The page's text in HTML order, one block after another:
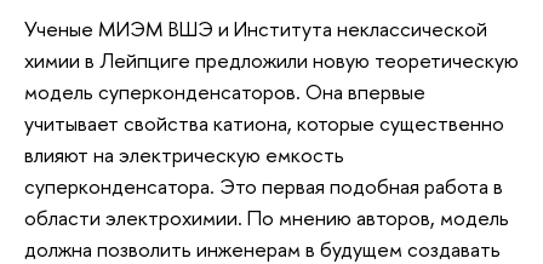
Ученые МИЭМ ВШЭ и Института неклассической
химии в Лейпциге предложили новую теоретическую
модель суперконденсаторов. Она впервые
учитывает свойства катиона, которые существенно
влияют на электрическую емкость
суперконденсатора. Это первая подобная работа в
области электрохимии. По мнению авторов, модель
должна позволить инженерам в будущем создавать